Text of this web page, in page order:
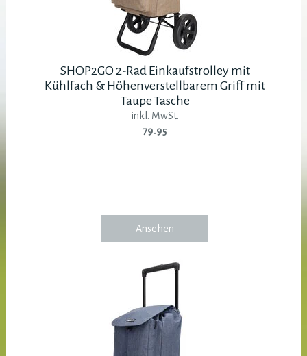
SHOP2GO 2-Rad Einkaufstrolley mit
Kühlfach & Höhenverstellbarem Griff mit
Taupe Tasche
inkl. MwSt.
79.95
Ansehen